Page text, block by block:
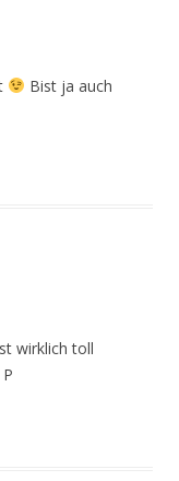
Bist ja auch
wirklich toll